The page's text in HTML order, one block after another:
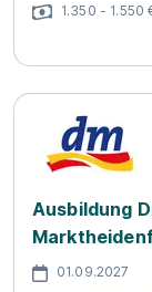
1.350 -
Ausbildung
01.09.2027